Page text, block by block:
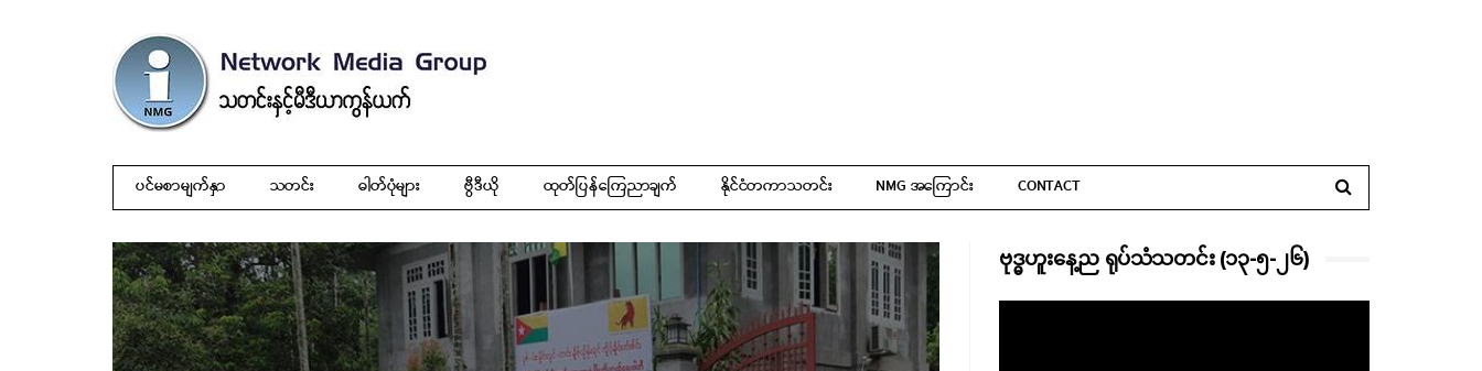
ပင်မစာမျက်နှာ သတင်း ဓါတ်ပုံများ ဗွီဒီယို ထုတ်ပြန်ကြေညာချက် နိုင်ငံတကာသတင်း NMG အကြောင်း CONTACT
ဗုဒ္ဓဟူးနေ့ည ရုပ်သံသတင်း (၁၃-၅-၂၆)